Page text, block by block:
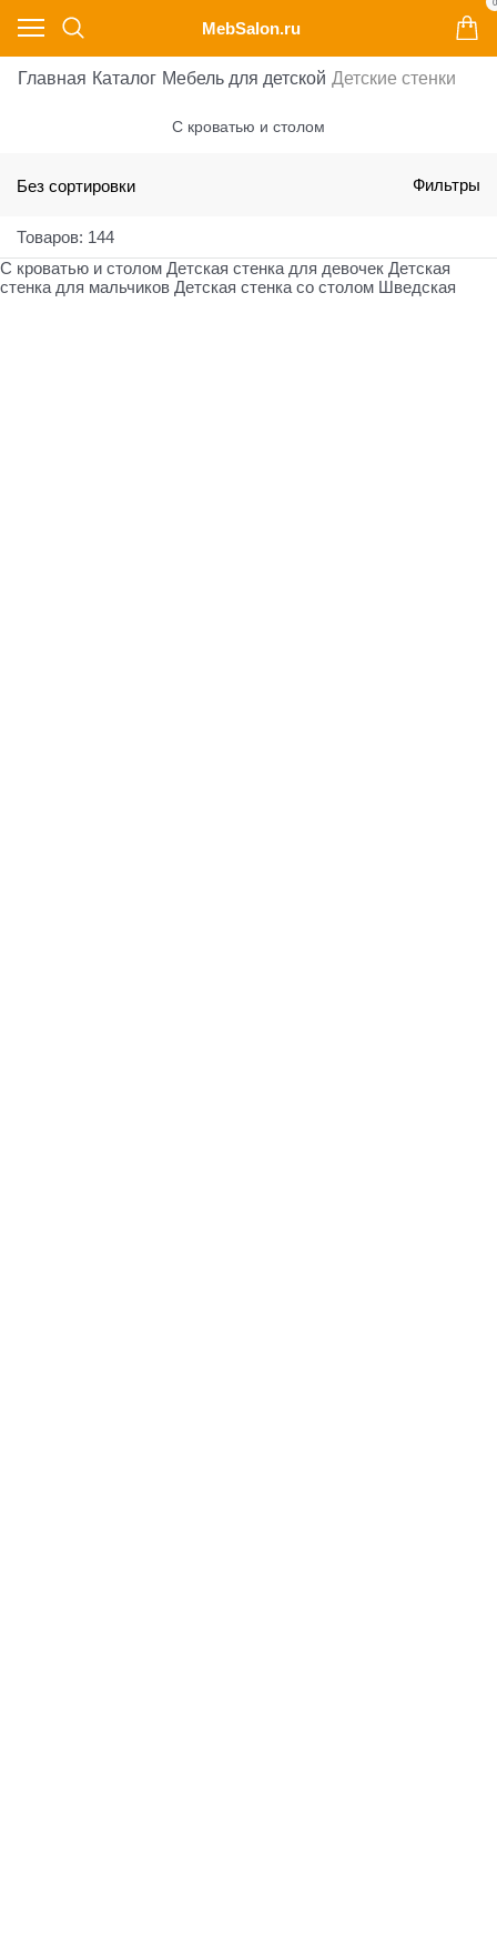
MebSalon.ru
0
Главная Каталог Мебель для детской Детские стенки
С кроватью и столом
Без сортировки Фильтры
Товаров: 144
С кроватью и столом Детская стенка для девочек Детская
стенка для мальчиков Детская стенка со столом Шведская